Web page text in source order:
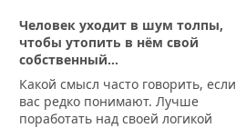
Человек уходит в шум толпы,
чтобы утопить в нём свой
собственный...
Какой смысл часто говорить, если
вас редко понимают. Лучше
поработать над своей логикой